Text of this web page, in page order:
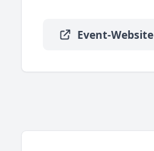
Event-Website